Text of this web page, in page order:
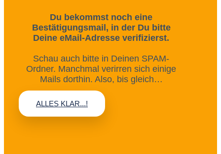
Du bekommst noch eine
Bestätigungsmail, in der Du bitte
Deine eMail-Adresse verifizierst.
Schau auch bitte in Deinen SPAM-
Ordner. Manchmal verirren sich einige
Mails dorthin. Also, bis gleich…
ALLES KLAR...!